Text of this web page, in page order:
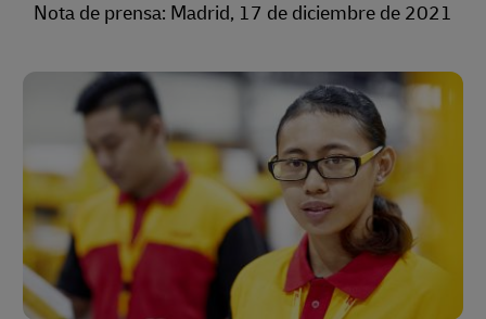
Nota de prensa: Madrid, 17 de diciembre de 2021